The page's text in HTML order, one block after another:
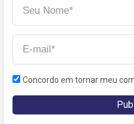
Concordo em tornar meu